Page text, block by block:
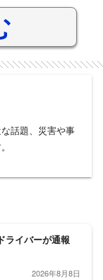
話題、災害や事
ライバーが通報
2026年8月8日